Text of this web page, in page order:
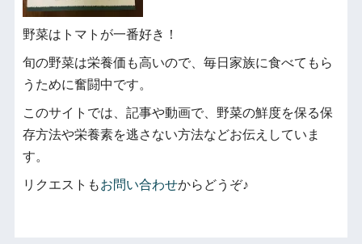
野菜はトマトが一番好き！
旬の野菜は栄養価も高いので、毎日家族に食べてもら
うために奮闘中です。
このサイトでは、記事や動画で、野菜の鮮度を保る保
存方法や栄養素を逃さない方法などお伝えしていま
す。
リクエストもお問い合わせからどうぞ♪